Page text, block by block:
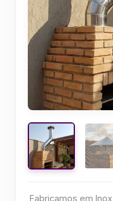
Fabricamos em